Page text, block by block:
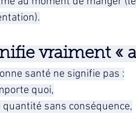
vraiment «
santé ne signifie pas :
quoi,
sans conséquence,